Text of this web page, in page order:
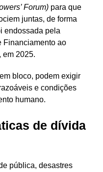
Forum) para que
juntas, de forma
endossada pela
Financiamento ao
em 2025.
bloco, podem exigir
e condições
humano.
de dívida
pública, desastres